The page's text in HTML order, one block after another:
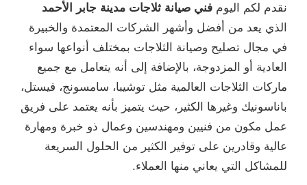
نقدم لكم اليوم فني صيانة ثلاجات مدينة جابر الأحمد
الذي يعد من أفضل وأشهر الشركات المعتمدة والخبيرة
في مجال تصليح وصيانة الثلاجات بمختلف أنواعها سواء
العادية أو المزدوجة، بالإضافة إلى أنه يتعامل مع جميع
ماركات الثلاجات العالمية مثل توشيبا، سامسونج، فيستل،
باناسونيك وغيرها الكثير، حيث يتميز بأنه يعتمد على فريق
عمل مكون من فنيين ومهندسين وعمال ذو خبرة ومهارة
عالية وقادرين على توفير الكثير من الحلول السريعة
للمشاكل التي يعاني منها العملاء.